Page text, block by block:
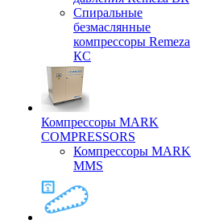
Спиральные
безмаслянные
компрессоры Remeza
КС
Компрессоры MARK
COMPRESSORS
Компрессоры MARK
MMS